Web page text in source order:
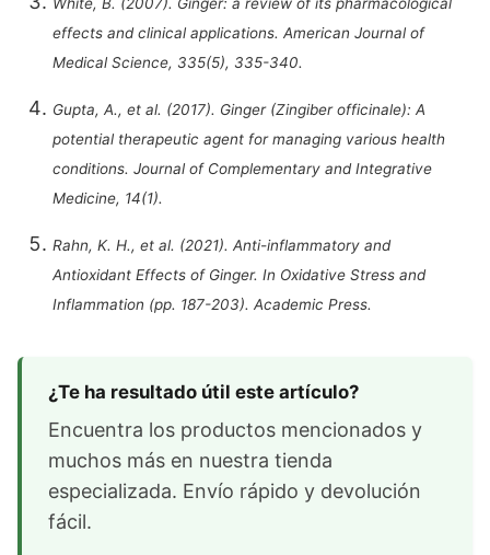
effects and clinical applications. American Journal of
Medical Science, 335(5), 335-340.
Gupta, A., et al. (2017). Ginger (Zingiber officinale): A
potential therapeutic agent for managing various health
conditions. Journal of Complementary and Integrative
Medicine, 14(1).
Rahn, K. H., et al. (2021). Anti-inflammatory and
Antioxidant Effects of Ginger. In Oxidative Stress and
Inflammation (pp. 187-203). Academic Press.
¿Te ha resultado útil este artículo?
Encuentra los productos mencionados y
muchos más en nuestra tienda
especializada. Envío rápido y devolución
fácil.